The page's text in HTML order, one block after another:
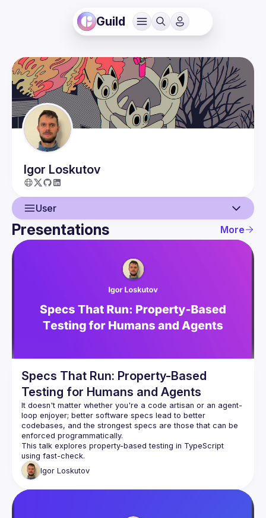
Guild
Igor Loskutov
User
User
Guilds
Presentations More
Specs That Run: Property-Based
Testing for Humans and Agents
It doesn't matter whether you're a code artisan or an agent-
loop enjoyer; better software specs lead to better
codebases, and the strongest specs are those that can be
This talk explores property-based testing in TypeScript
Igor Loskutov